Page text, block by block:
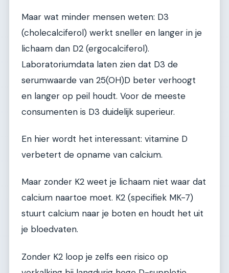
Maar wat minder mensen weten: D3
(cholecalciferol) werkt sneller en langer in je
lichaam dan D2 (ergocalciferol).
Laboratoriumdata laten zien dat D3 de
serumwaarde van 25(OH)D beter verhoogt
en langer op peil houdt. Voor de meeste
consumenten is D3 duidelijk superieur.
En hier wordt het interessant: vitamine D
verbetert de opname van calcium.
Maar zonder K2 weet je lichaam niet waar dat
calcium naartoe moet. K2 (specifiek MK-7)
stuurt calcium naar je boten en houdt het uit
je bloedvaten.
Zonder K2 loop je zelfs een risico op